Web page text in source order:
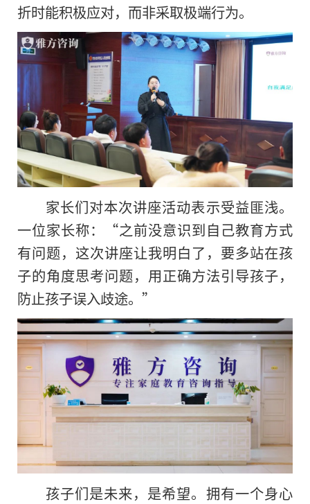
折时能积极应对，而非采取极端行为。
家长们对本次讲座活动表示受益匪浅。
一位家长称：“之前没意识到自己教育方式
有问题，这次讲座让我明白了，要多站在孩
子的角度思考问题，用正确方法引导孩子，
防止孩子误入歧途。”
孩子们是未来，是希望。拥有一个身心